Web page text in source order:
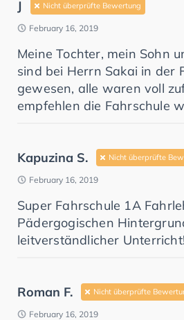
J Nicht überprüfte Bewertung
February 16, 2019
Meine Tochter, mein Sohn
sind bei Herrn Sakai in der
gewesen, alle waren voll
empfehlen die Fahrschule
Kapuzina S. Nicht überprüfte
February 16, 2019
Super Fahrschule 1A
Pädergogischen
leitverständlicher Unterricht!
Roman F. Nicht überprüfte
February 16, 2019